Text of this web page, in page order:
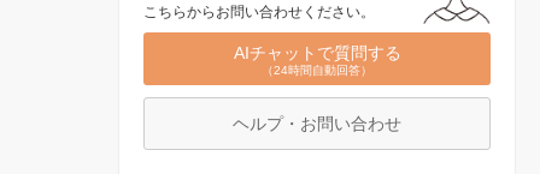
こちらからお問い合わせください。
AIチャットで質問する
（24時間自動回答）
ヘルプ・お問い合わせ